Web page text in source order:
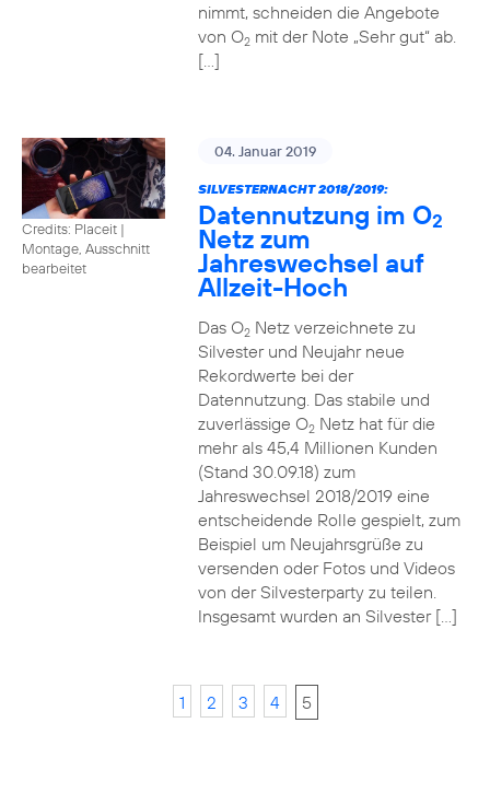
nimmt, schneiden die Angebote
von O2mit der Note „Sehr gut“ ab.
[…]
Credits: Placeit |
Montage, Ausschnitt
bearbeitet
04. Januar 2019
SILVESTERNACHT 2018/2019:
Datennutzung im O2
Netz zum
Jahreswechsel auf
Allzeit-Hoch
Das O2Netz verzeichnete zu
Silvester und Neujahr neue
Rekordwerte bei der
Datennutzung. Das stabile und
zuverlässige O2Netz hat für die
mehr als 45,4 Millionen Kunden
(Stand 30.09.18) zum
Jahreswechsel 2018/2019 eine
entscheidende Rolle gespielt, zum
Beispiel um Neujahrsgrüße zu
versenden oder Fotos und Videos
von der Silvesterparty zu teilen.
Insgesamt wurden an Silvester […]
1 2 3 4 5